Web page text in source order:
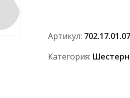
Артикул:
Категория: